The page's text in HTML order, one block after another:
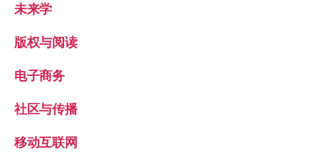
未来学
版权与阅读
电子商务
社区与传播
移动互联网